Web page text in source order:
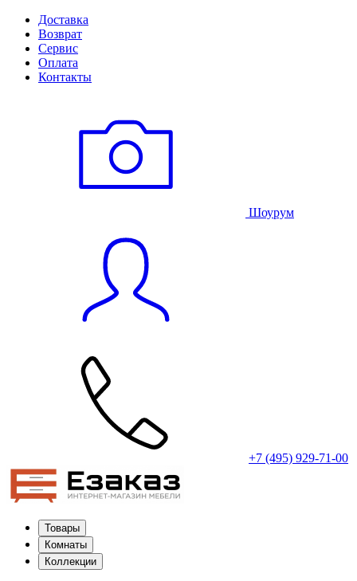
Доставка
Возврат
Сервис
Оплата
Контакты
Шоурум
+7 (495) 929-71-00
Товары
Комнаты
Коллекции